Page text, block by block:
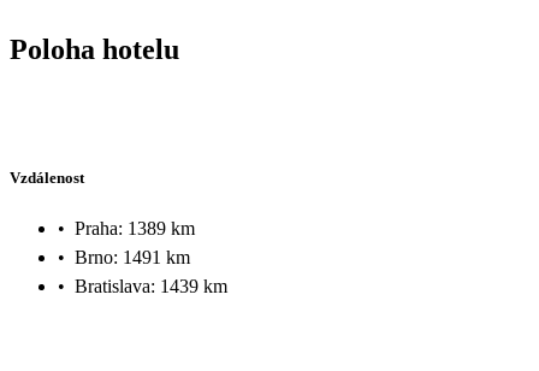
Poloha hotelu
Vzdálenost
• Praha: 1389 km
• Brno: 1491 km
• Bratislava: 1439 km